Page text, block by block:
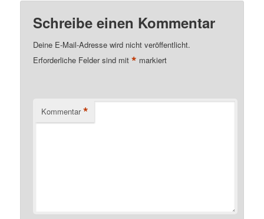
Schreibe einen Kommentar
Deine E-Mail-Adresse wird nicht veröffentlicht.
Erforderliche Felder sind mit* markiert
Kommentar *